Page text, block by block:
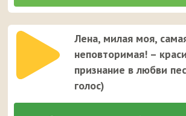
Лена, милая моя,
неповторимая! –
признание в любви
голос)